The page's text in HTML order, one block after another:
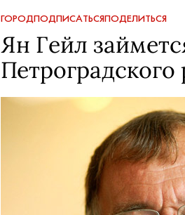
ГОРОДПОДПИСАТЬСЯПОДЕЛИТЬСЯ
Ян Гейл
Петроградского